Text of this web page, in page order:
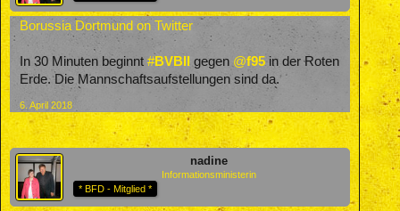
Borussia Dortmund on Twitter
In 30 Minuten beginnt #BVBII gegen @f95 in der Roten
Erde. Die Mannschaftsaufstellungen sind da.
6. April 2018
nadine
Informationsministerin
* BFD - Mitglied *